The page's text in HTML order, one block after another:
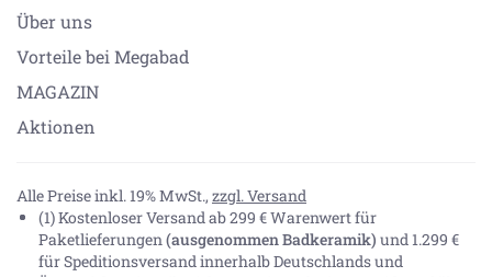
Über uns
Vorteile bei Megabad
MAGAZIN
Aktionen
Alle Preise inkl. 19% MwSt., zzgl. Versand
(1) Kostenloser Versand ab 299 € Warenwert für
Paketlieferungen(ausgenommen Badkeramik) und 1.299 €
für Speditionsversand innerhalb Deutschlands und